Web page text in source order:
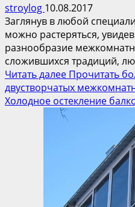
stroylog 10.08.2017
Заглянув в любой
можно растеряться,
разнообразие
сложившихся традиций,
Читать далее Прочитать
двустворчатых
Холодное остекление